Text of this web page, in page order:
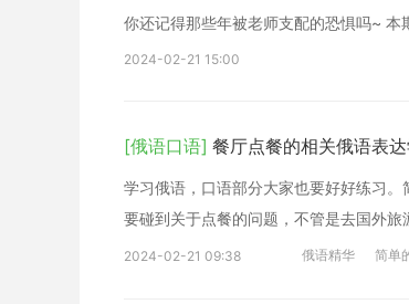
你还记得那些年被老师支配的恐惧吗~ 本
2024-02-21 15:00
[俄语口语] 餐厅点餐的相关俄语表
学习俄语，口语部分大家也要好好练习
要碰到关于点餐的问题，不管是去国外
2024-02-21 09:38 俄语精华 简单